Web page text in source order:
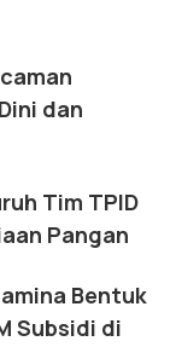
dan
Tim TPID
Pangan
Bentuk
Subsidi di